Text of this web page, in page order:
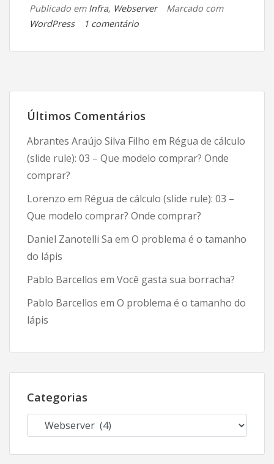
Publicado em Infra, Webserver
Marcado com
WordPress
1 comentárioem
hifenação
Últimos Comentários
Abrantes Araújo Silva Filho em Régua de cálculo
(slide rule): 03 – Que modelo comprar? Onde
comprar?
Lorenzo em Régua de cálculo (slide rule): 03 –
Que modelo comprar? Onde comprar?
Daniel Zanotelli Sa em O problema é o tamanho
do lápis
Pablo Barcellos em Você gasta sua borracha?
Pablo Barcellos em O problema é o tamanho do
lápis
Categorias
Categorias